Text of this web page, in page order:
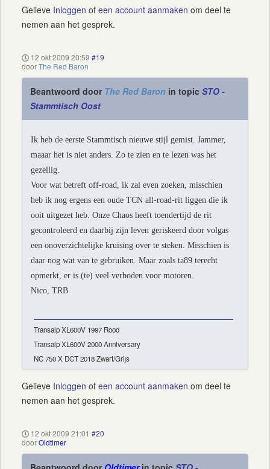
Gelieve Inloggen of een account aanmaken om deel te
nemen aan het gesprek.
12 okt 2009 20:59 #19
doorThe Red Baron
Beantwoord door The Red Baron in topic STO -
Stammtisch Oost
Ik heb de eerste Stammtisch nieuwe stijl gemist. Jammer,
maaar het is niet anders. Zo te zien en te lezen was het
gezellig.
Voor wat betreft off-road, ik zal even zoeken, misschien
heb ik nog ergens een oude TCN all-road-rit liggen die ik
ooit uitgezet heb. Onze Chaos heeft toendertijd de rit
gecontroleerd en daarbij zijn leven geriskeerd door volgas
een onoverzichtelijke kruising over te steken. Misschien is
daar nog wat van te gebruiken. Maar zoals ta89 terecht
opmerkt, er is (te) veel verboden voor motoren.
Nico, TRB
Transalp XL600V 1997 Rood
Transalp XL600V 2000 Anniversary
NC 750 X DCT 2018 Zwart/Grijs
Gelieve Inloggen of een account aanmaken om deel te
nemen aan het gesprek.
12 okt 2009 21:01 #20
doorOldtimer